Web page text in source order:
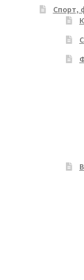
Спорт,